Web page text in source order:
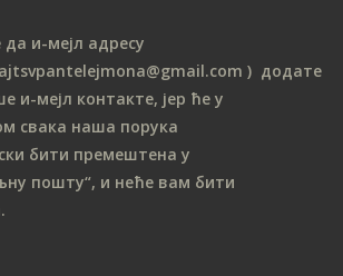
да и-мејл адресу
@gmail.com ) додате
и-мејл контакте, јер ће у
свака наша порука
бити премештена у
пошту“, и неће вам бити